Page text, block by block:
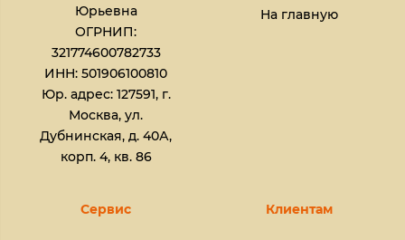
Юрьевна​
ОГРНИП:
321774600782733
ИНН: 501906100810
Юр. адрес: 127591, г.
Москва, ул.
Дубнинская, д. 40А,
корп. 4, кв. 86
На главную
Сервис Клиентам